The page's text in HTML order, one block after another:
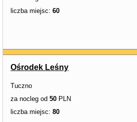
liczba miejsc: 60
Ośrodek Leśny
Tuczno
za nocleg od 50 PLN
liczba miejsc: 80